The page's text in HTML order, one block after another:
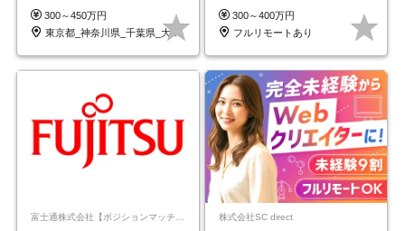
OK/ZE010232
300～450万円
東京都_神奈川県_千葉県_大阪府_愛知県…
平均年齢33歳
300～400万円
フルリモートあり
富士通株式会社【ポジションマッチ登録】 株式会社SC direct